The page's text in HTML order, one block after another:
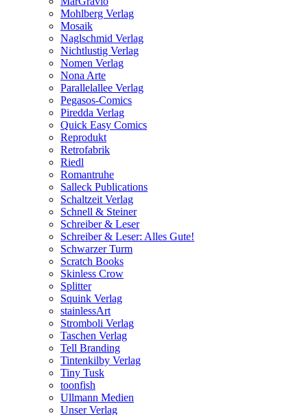
Mohlberg Verlag
Mosaik
Naglschmid Verlag
Nichtlustig Verlag
Nomen Verlag
Nona Arte
Parallelallee Verlag
Pegasos-Comics
Piredda Verlag
Quick Easy Comics
Reprodukt
Retrofabrik
Riedl
Romantruhe
Salleck Publications
Schaltzeit Verlag
Schnell & Steiner
Schreiber & Leser
Schreiber & Leser: Alles Gute!
Schwarzer Turm
Scratch Books
Skinless Crow
Splitter
Squink Verlag
stainlessArt
Stromboli Verlag
Taschen Verlag
Tell Branding
Tintenkilby Verlag
Tiny Tusk
toonfish
Ullmann Medien
Unser Verlag